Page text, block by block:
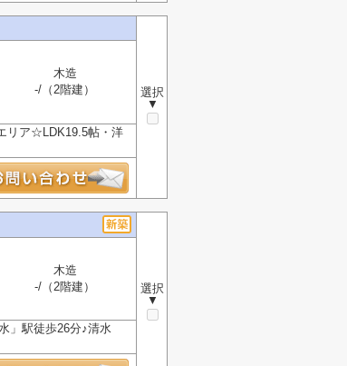
選択
▼
木造
-/（2階建）
リア☆LDK19.5帖・洋
選択
▼
木造
-/（2階建）
」駅徒歩26分♪清水